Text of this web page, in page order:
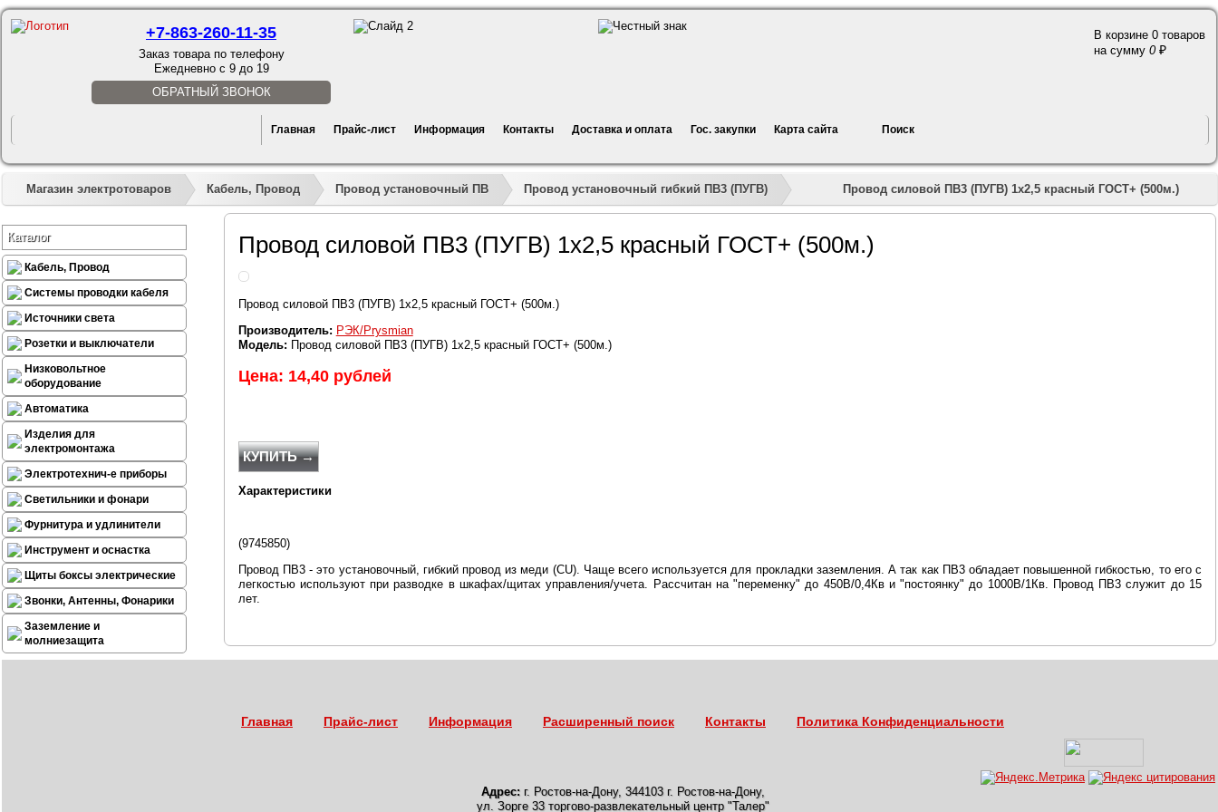
+7-863-260-11-35
Заказ товара по телефону
Ежедневно с 9 до 19
ОБРАТНЫЙ ЗВОНОК
В корзине 0 товаров
на сумму 0
Главная Прайс-лист Информация Контакты Доставка и оплата Гос. закупки Карта сайта Поиск
Магазин электротоваров »
Кабель, Провод »
Провод установочный ПВ Провод установочный гибкий ПВ3 (ПУГВ) Провод силовой ПВ3 (ПУГВ) 1х2,5 красный ГОСТ+ (500м.)
Каталог
Кабель, Провод
Системы проводки кабеля
Источники света
Розетки и выключатели
Низковольтное
оборудование
Автоматика
Изделия для
электромонтажа
Электротехнич-е приборы
Светильники и фонари
Фурнитура и удлинители
Инструмент и оснастка
Щиты боксы электрические
Звонки, Антенны, Фонарики
Заземление и
молниезащита
Провод силовой ПВ3 (ПУГВ) 1х2,5 красный ГОСТ+ (500м.)
Провод силовой ПВ3 (ПУГВ) 1х2,5 красный ГОСТ+ (500м.)
Производитель: РЭК/Prysmian
Модель: Провод силовой ПВ3 (ПУГВ) 1х2,5 красный ГОСТ+ (500м.)
Цена: 14,40 рублей
КУПИТЬ →
Характеристики
(9745850)
Провод ПВ3 - это установочный, гибкий провод из меди (CU). Чаще всего используется для прокладки заземления. А так как ПВ3 обладает повышенной гибкостью, то его с
легкостью используют при разводке в шкафах/щитах управления/учета. Рассчитан на "переменку" до 450В/0,4Кв и "постоянку" до 1000В/1Кв. Провод ПВ3 служит до 15
лет.
Главная Прайс-лист Информация Расширенный поиск Контакты Политика Конфиденциальности
Адрес: г. Ростов-на-Дону, 344103 г. Ростов-на-Дону,
ул. Зорге 33 торгово-развлекательный центр "Талер"